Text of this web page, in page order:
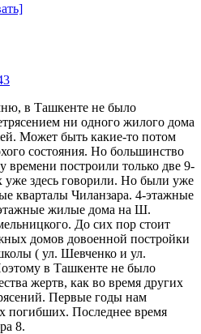
в Ташкенте не было
ни одного жилого дома
Может быть какие-то потом
состояния. Но большинство
времени построили только две 9-
здесь говорили. Но были уже
кварталы Чиланзара. 4-этажные
жилые дома на Ш.
До сих пор стоит
домов довоенной постройки
( ул. Шевченко и ул.
в Ташкенте не было
жертв, как во время других
Первые годы нам
погибших. Последнее время
8.